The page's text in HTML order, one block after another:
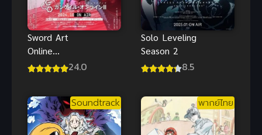
Sword Art
Online
Alternative
ไทย
24.0
Solo Leveling
Season 2
8.5
Soundtrack พากย์ไทย